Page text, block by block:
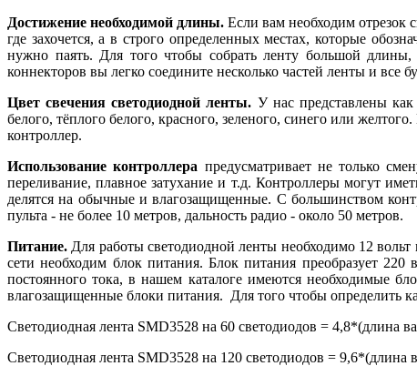
Достижение необходимой длины. Если вам необходим отрезок
где захочется, а в строго определенных местах, которые
нужно паять. Для того чтобы собрать ленту большой
коннекторов вы легко соедините несколько частей ленты и все
Цвет свечения светодиодной ленты. У нас представлены
белого, тёплого белого, красного, зеленого, синего или
контроллер.
Использование контроллера предусматривает не только
переливание, плавное затухание и т.д. Контроллеры могут
делятся на обычные и влагозащищенные. С большинством
пульта - не более 10 метров, дальность радио - около 50 метров.
Питание. Для работы светодиодной ленты необходимо 12
сети необходим блок питания. Блок питания преобразует
постоянного тока, в нашем каталоге имеются необходимые
влагозащищенные блоки питания. Для того чтобы определить
Светодиодная лента SMD3528 на 60 светодиодов = 4,8*(длина
Светодиодная лента SMD3528 на 120 светодиодов =